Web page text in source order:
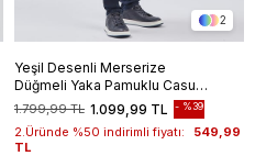
2
Yeşil Desenli Merserize
Düğmeli Yaka Pamuklu Casual
Slim Fit Dar Kesim Tişört
1011240160
1.099,99 TL
1.799,99 TL %39
2.Üründe %50 indirimli fiyatı:
549,99
TL